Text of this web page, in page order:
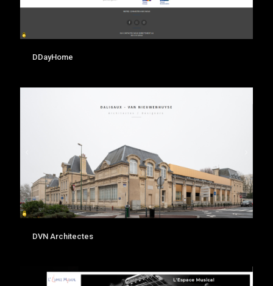
DDayHome
DVN Architectes